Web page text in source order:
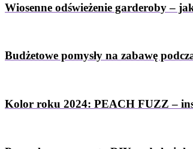
Wiosenne odświeżenie garderoby –
Budżetowe pomysły na zabawę
Kolor roku 2024: PEACH FUZZ –